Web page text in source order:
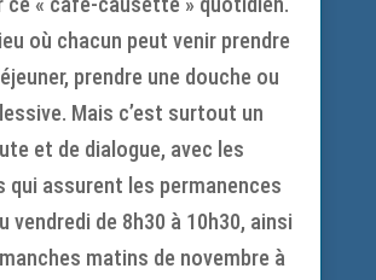
où chacun peut venir prendre
prendre une douche ou
Mais c’est surtout un
et de dialogue, avec les
qui assurent les permanences
vendredi de 8h30 à 10h30, ainsi
matins de novembre à